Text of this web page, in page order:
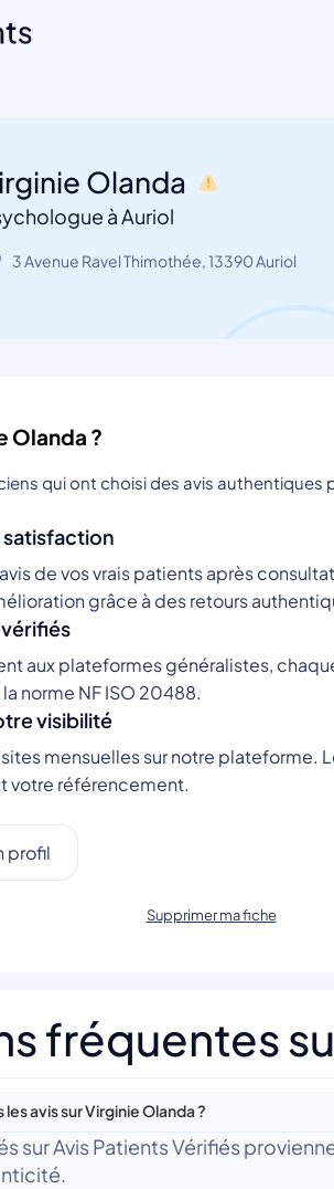
Olanda
à Auriol
3 Avenue Ravel Thimothée, 13390 Auriol
Olanda ?
qui ont choisi des avis authentiques
satisfaction
de vos vrais patients après
grâce à des retours
aux plateformes généralistes,
norme NF ISO 20488.
visibilité
mensuelles sur notre plateforme.
votre référencement.
profil
Supprimer ma fiche
fréquentes
avis sur Virginie Olanda ?
sur Avis Patients Vérifiés